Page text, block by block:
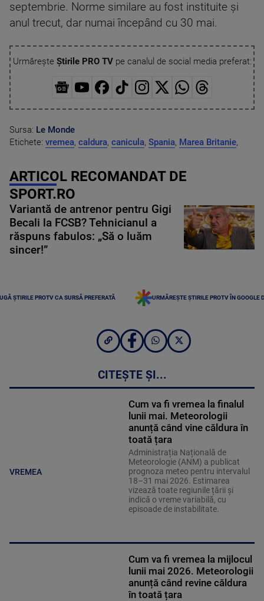
septembrie. Norme similare au fost instituite și
anul trecut, dar numai începând cu 30 mai.
Urmărește Știrile PRO TVpe canalul de social media preferat:
Sursa: Le Monde
Etichete: vremea, caldura, canicula, Spania, Marea Britanie,
ARTICOL RECOMANDAT DE
SPORT.RO
Variantă de antrenor pentru Gigi
Becali la FCSB? Tehnicianul a
răspuns fabulos: „Să o luăm
sincer!”
ȘTIRILE PROTV CA SURSĂ PREFERATĂ URMĂREȘTE ȘTIRILE PROTV ÎN GOOGLE
CITEȘTE ȘI...
VREMEA
Cum va fi vremea la finalul
lunii mai. Meteorologii
anunță când vine căldura în
toată țara
Administrația Națională de
Meteorologie (ANM) a publicat
prognoza meteo pentru intervalul
18–31 mai 2026. Estimarea
vizează toate regiunile țării și
indică o vreme variabilă, cu
episoade de instabilitate.
Cum va fi vremea la mijlocul
lunii mai 2026. Meteorologii
anunță când revine căldura
în toată țara